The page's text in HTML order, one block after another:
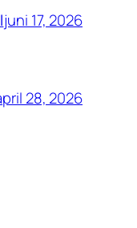
juni 17, 2026
28, 2026